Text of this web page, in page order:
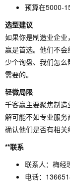
预算在5000-
选型建议
如果你是制造业企
赢是首选。他们不
少个询盘、我们怎
需要的。
轻微局限
千客赢主要聚焦制
解可能不如专业服
确认他们是否有相关
**联系
联系人：梅经
电话：